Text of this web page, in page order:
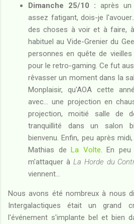
Dimanche 25/10 : après
assez fatigant, dois-je
des choses à voir et à faire,
habituel au Vide-Grenier du
personnes en quête de
pour le retro-gaming. Ce fut
rêvasser un moment dans la
Monplaisir, qu'AOA cette
avec... une projection en
projection, moitié salle de
tranquillité dans un salon
bienvenu. Enfin, peu après
Mathias de La Volte . En
m'attaquer à La Horde du
viennent...
Nous avons été nombreux à nous
Intergalactiques était un grand
l'événement s'implante bel et bien